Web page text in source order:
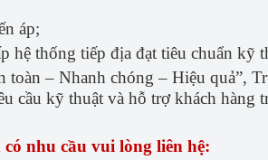
áp;
hệ thống tiếp địa đạt tiêu chuẩn kỹ
– Nhanh chóng – Hiệu quả”,
cầu kỹ thuật và hỗ trợ khách hàng
nhu cầu vui lòng liên hệ: